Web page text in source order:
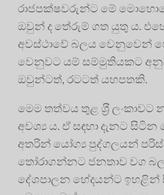
රාජපක්ෂවරුන්ට මේ
ඔවුන් ද තේරුම් ගත යුතු ය.
අවස්ථාවේ බලය වෙනුවෙන්
වෙනුවට යම් සම්මුතියකට
ඔවුන්ටත්, රටටත් යහපතකි.
මෙම තත්වය තුළ ශ‍්‍රී ලංකාවට
අවශ්‍ය ය. ඒ සඳහා දැනට
අතරින් යෝග්‍ය පුද්ගලයන්
තෝරාගන්නට ජනතාව වග
දේශපාලන භේදයන්ට ඉහළින්